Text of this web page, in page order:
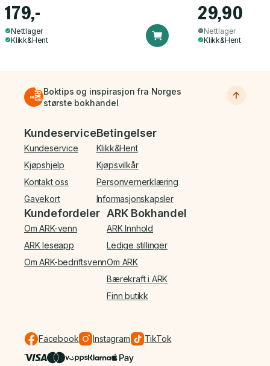
179,-
Nettlager
Klikk&Hent
29,90
Nettlager
Klikk&Hent
Boktips og inspirasjon fra Norges
største bokhandel
Bunnmeny
Kundeservice
Kundeservice
Kjøpshjelp
Kontakt oss
Gavekort
Betingelser
Klikk&Hent
Kjøpsvilkår
Personvernerklæring
Informasjonskapsler
Kundefordeler
Om ARK-venn
ARK leseapp
Om ARK-bedriftsvenn
ARK Bokhandel
ARK Innhold
Ledige stillinger
Om ARK
Bærekraft i ARK
Finn butikk
Facebook Instagram TikTok